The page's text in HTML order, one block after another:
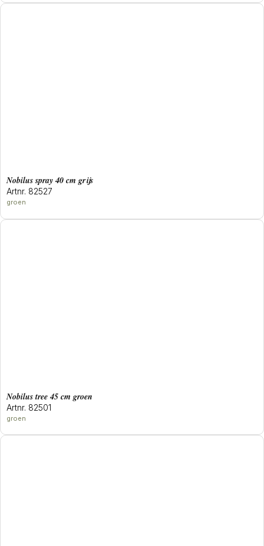
Nobilus spray 40 cm grijs
Artnr. 82527
groen
Nobilus tree 45 cm groen
Artnr. 82501
groen